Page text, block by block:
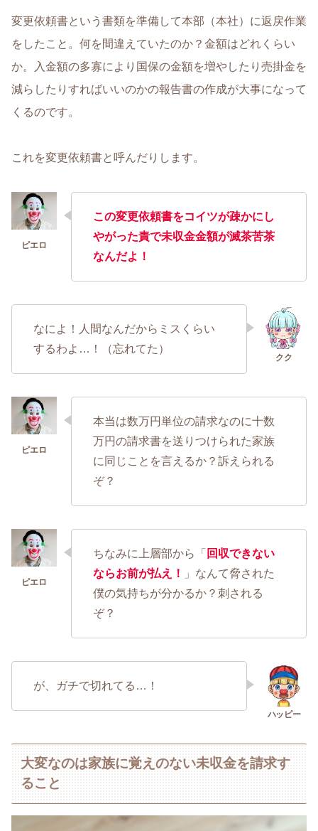
変更依頼書という書類を準備して本部（本社）に返戻作業
をしたこと。何を間違えていたのか？金額はどれくらい
か。入金額の多寡により国保の金額を増やしたり売掛金を
減らしたりすればいいのかの報告書の作成が大事になって
くるのです。
これを変更依頼書と呼んだりします。
この変更依頼書をコイツが疎かにし
やがった責で未収金金額が滅茶苦茶
なんだよ！
なによ！人間なんだからミスくらい
するわよ…！（忘れてた）
本当は数万円単位の請求なのに十数
万円の請求書を送りつけられた家族
に同じことを言えるか？訴えられる
ぞ？
ちなみに上層部から「 回収できない
ならお前が払え
！
」なんて脅された
僕の気持ちが分かるか？刺される
ぞ？
が、ガチで切れてる…！
大変なのは家族に覚えのない未収金を請求す
ること